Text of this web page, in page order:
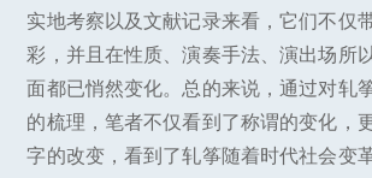
实地考察以及文献记录来看，它们不仅
彩，并且在性质、演奏手法、演出场所
面都已悄然变化。总的来说，通过对轧
的梳理，笔者不仅看到了称谓的变化，
字的改变，看到了轧筝随着时代社会变